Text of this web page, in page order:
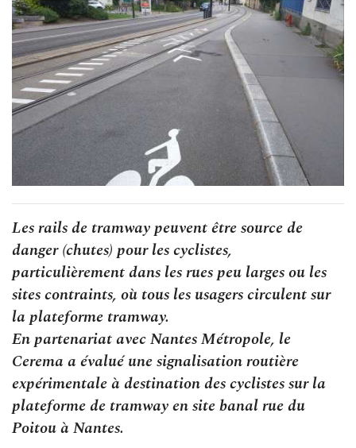
Les rails de tramway peuvent être source de
danger (chutes) pour les cyclistes,
particulièrement dans les rues peu larges ou les
sites contraints, où tous les usagers circulent sur
la plateforme tramway.
En partenariat avec Nantes Métropole, le
Cerema a évalué une signalisation routière
expérimentale à destination des cyclistes sur la
plateforme de tramway en site banal rue du
Poitou à Nantes.